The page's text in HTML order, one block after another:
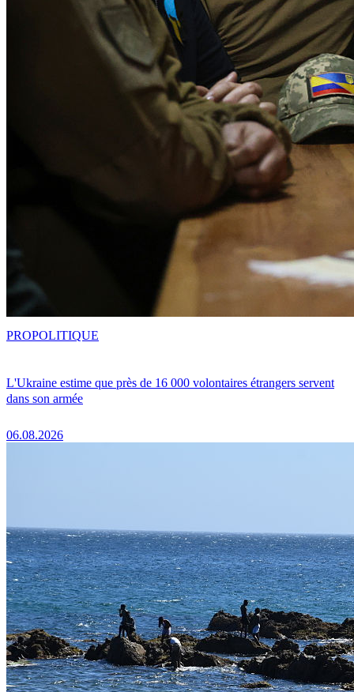
L'Ukraine estime que près de 16 000 volontaires étrangers servent
dans son armée
06.08.2026
PROPOLITIQUE